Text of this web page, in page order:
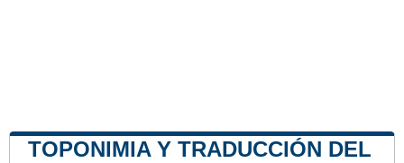
TOPONIMIA Y TRADUCCIÓN DEL